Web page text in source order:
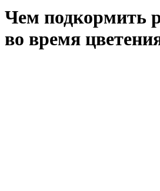
Чем подкормить
во время